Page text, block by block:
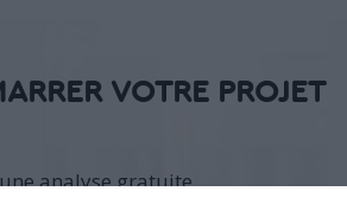
VOTRE PROJET
analyse gratuite